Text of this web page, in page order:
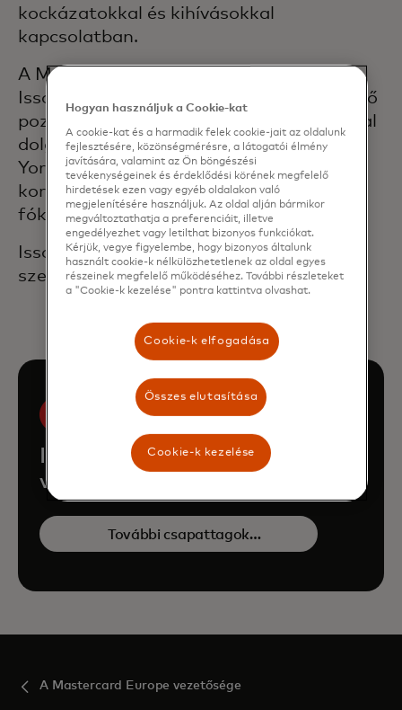
kockázatokkal és kihívásokkal
kapcsolatban.
A Mastercardhoz való csatlakozás előtt
Issokson több PR-cégnél töltött be vezető
pozíciókat, ahol technológiai startupokkal
dolgozott Bostonban, valamint New
Yorkban és Washingtonban, ahol
kormányzati és vállalati ügyekre
fókuszált.
Issokson politikatudományi diplomát
szerzett az American Universityn.
Ismerd meg a Mastercard
vezetőségének többi tagját
További csapattagok
A Mastercard Europe vezetősége
Hogyan használjuk a Cookie-kat
A cookie-kat és a harmadik felek cookie-jait az oldalunk
fejlesztésére, közönségmérésre, a látogatói élmény
javítására, valamint az Ön böngészési
tevékenységeinek és érdeklődési körének megfelelő
hirdetések ezen vagy egyéb oldalakon való
megjelenítésére használjuk. Az oldal alján bármikor
megváltoztathatja a preferenciáit, illetve
engedélyezhet vagy letilthat bizonyos funkciókat.
Kérjük, vegye figyelembe, hogy bizonyos általunk
használt cookie-k nélkülözhetetlenek az oldal egyes
részeinek megfelelő működéséhez. További részleteket
a "Cookie-k kezelése" pontra kattintva olvashat.
Cookie-k elfogadása
Összes elutasítása
Cookie-k kezelése